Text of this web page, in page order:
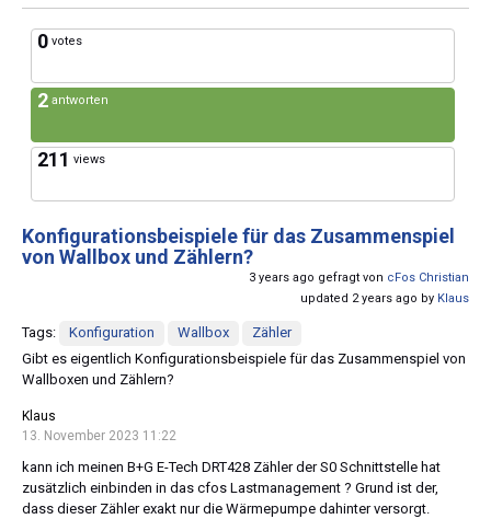
0 votes
2 antworten
211 views
Konfigurationsbeispiele für das Zusammenspiel
von Wallbox und Zählern?
3 years ago gefragt von cFos Christian
updated 2 years ago by Klaus
Tags: Konfiguration Wallbox
Zähler
Gibt es eigentlich Konfigurationsbeispiele für das Zusammenspiel von
Wallboxen und Zählern?
Klaus
13. November 2023 11:22
kann ich meinen B+G E-Tech DRT428 Zähler der S0 Schnittstelle hat
zusätzlich einbinden in das cfos Lastmanagement ? Grund ist der,
dass dieser Zähler exakt nur die Wärmepumpe dahinter versorgt.